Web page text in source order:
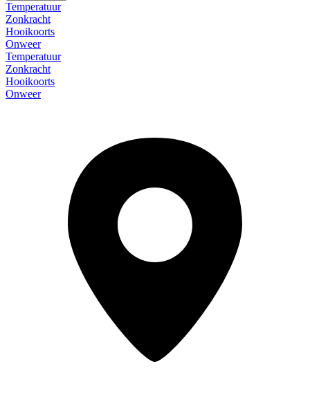
Temperatuur
Zonkracht
Hooikoorts
Onweer
Temperatuur
Zonkracht
Hooikoorts
Onweer